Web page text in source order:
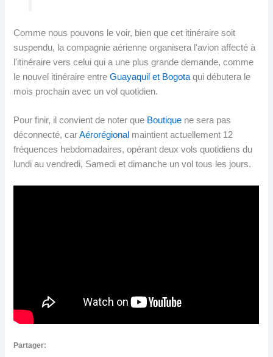
Comme nous pouvons le voir, bien que cet itinéraire soit
suspendu, la compagnie aérienne organisera l'avion affecté à
l'itinéraire vers celui qui a une plus grande demande, comme
le nouvel itinéraire entreGuayaquil et Bogota qui débutera le
mois prochain avec un vol quotidien.
Pour finir, il convient de noter que Boutique ne sera pas
déconnecté, carAérorégional maintient actuellement 12
fréquences hebdomadaires, opérant deux vols quotidiens du
lundi au vendredi, Samedi et dimanche un vol tous les jours.
Partager: